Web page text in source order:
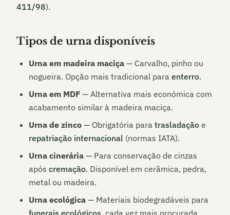
411/98).
Tipos de urna disponíveis
Urna em madeira maciça — Carvalho, pinho ou
nogueira. Opção mais tradicional para enterro.
Urna em MDF — Alternativa mais económica com
acabamento similar à madeira maciça.
Urna de zinco — Obrigatória para trasladação e
repatriação internacional (normas IATA).
Urna cinerária — Para conservação de cinzas
após cremação. Disponível em cerâmica, pedra,
metal ou madeira.
Urna ecológica — Materiais biodegradáveis para
funerais ecológicos , cada vez mais procurada.